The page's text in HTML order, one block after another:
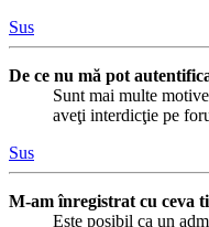
Sus
De ce nu mă pot
Sunt mai multe
aveţi interdicţie pe
Sus
M-am înregistrat cu ceva
Este posibil ca un